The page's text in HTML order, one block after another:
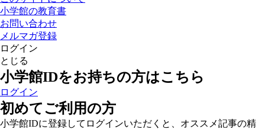
小学館の教育書
お問い合わせ
メルマガ登録
ログイン
とじる
小学館IDをお持ちの方はこちら
ログイン
初めてご利用の方
小学館IDに登録してログインいただくと、オススメ記事の精